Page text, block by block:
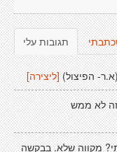
תגובות עלי
הפיצול)[ליצירה]
לא ממש
מקווה שלא. בבקשה